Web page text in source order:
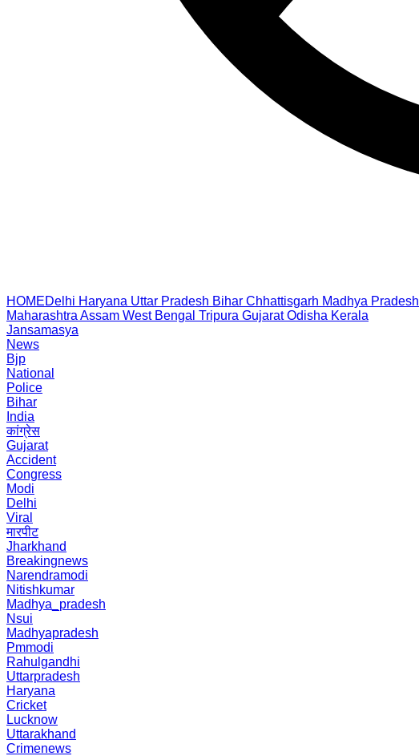
HOMEDelhi Haryana Uttar Pradesh Bihar Chhattisgarh Madhya Pradesh
Maharashtra Assam West Bengal Tripura Gujarat Odisha Kerala
Jansamasya
News
Bjp
National
Police
Bihar
India
कांग्रेस
Gujarat
Accident
Congress
Modi
Delhi
Viral
मारपीट
Jharkhand
Breakingnews
Narendramodi
Nitishkumar
Madhya_pradesh
Nsui
Madhyapradesh
Pmmodi
Rahulgandhi
Uttarpradesh
Haryana
Cricket
Lucknow
Uttarakhand
Crimenews